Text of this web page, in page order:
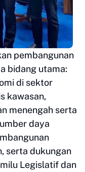
pembangunan
bidang utama:
di sektor
kawasan,
menengah serta
daya
serta dukungan
Legislatif dan